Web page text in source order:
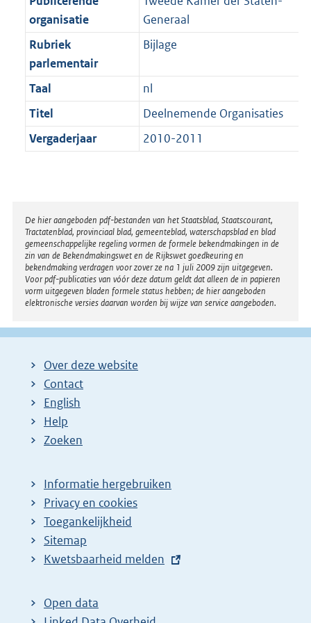
t
a
t
b
b
organisatie
Generaal
Rubriek
parlementair
Bijlage
Taal
nl
Titel
Deelnemende Organisaties
Vergaderjaar
2010-2011
Disclaimer
De hier aangeboden pdf-bestanden van het Staatsblad, Staatscourant,
Tractatenblad, provinciaal blad, gemeenteblad, waterschapsblad en blad
gemeenschappelijke regeling vormen de formele bekendmakingen in de
zin van de Bekendmakingswet en de Rijkswet goedkeuring en
bekendmaking verdragen voor zover ze na 1 juli 2009 zijn uitgegeven.
Voor pdf-publicaties van vóór deze datum geldt dat alleen de in papieren
vorm uitgegeven bladen formele status hebben; de hier aangeboden
elektronische versies daarvan worden bij wijze van service aangeboden.
Over deze website
Contact
English
Help
Zoeken
Informatie hergebruiken
Privacy en cookies
Toegankelijkheid
Sitemap
E
t
e
Kwetsbaarheid melden
Open data